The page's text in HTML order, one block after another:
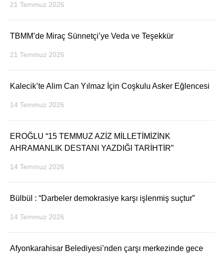
21 Temmuz 2026
TBMM’de Miraç Sünnetçi’ye Veda ve Teşekkür
21 Temmuz 2026
Kalecik’te Alim Can Yılmaz İçin Coşkulu Asker Eğlencesi
14 Temmuz 2026
EROĞLU “15 TEMMUZ AZİZ MİLLETİMİZİNK
AHRAMANLIK DESTANI YAZDIĞI TARİHTİR”
14 Temmuz 2026
Bülbül : “Darbeler demokrasiye karşı işlenmiş suçtur”
14 Temmuz 2026
Afyonkarahisar Belediyesi’nden çarşı merkezinde gece